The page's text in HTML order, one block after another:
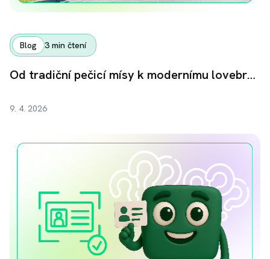
Blog 3 min čtení
Od tradiční pečicí mísy k modernímu lovebrandu: Jak Remoska s pomocí investorů na Fingoodu upekla svůj další úspěch
9. 4. 2026